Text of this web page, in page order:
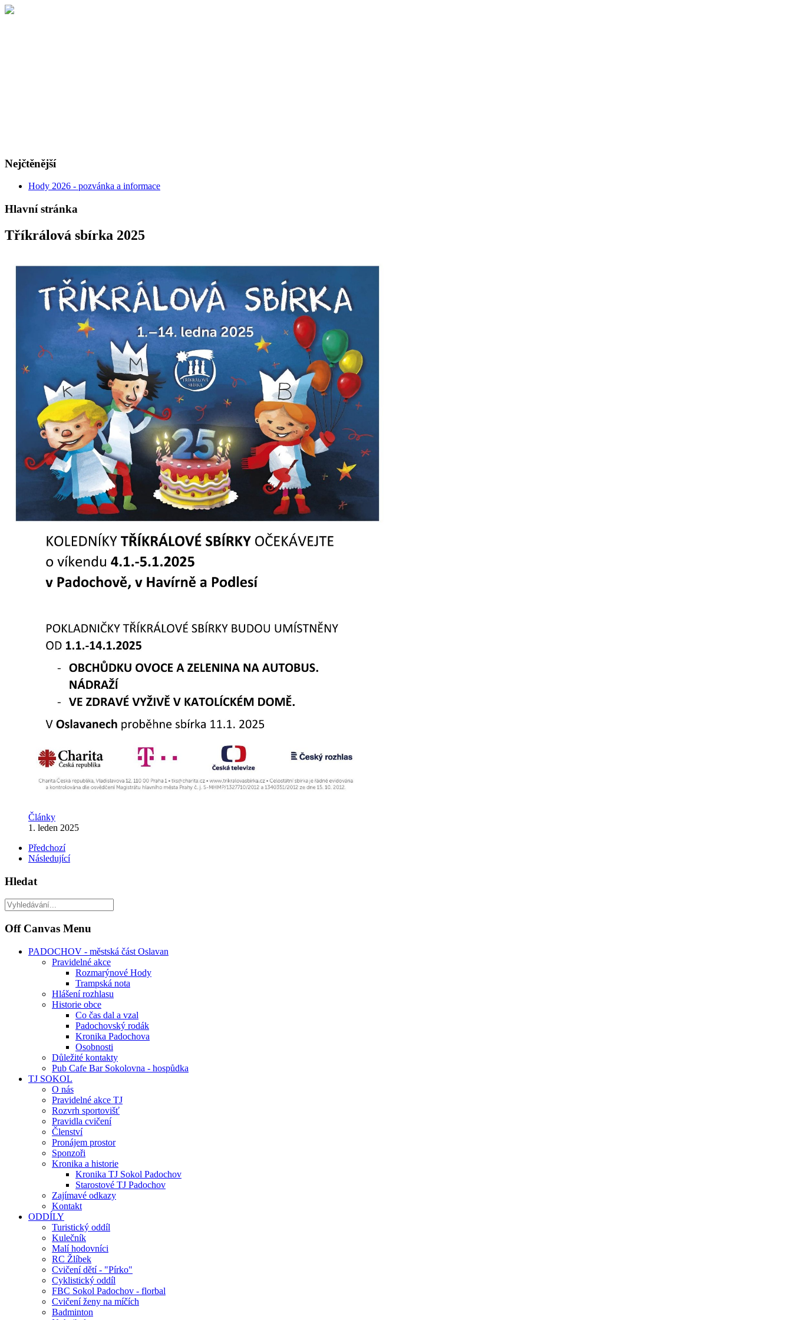
Nejčtěnější
Hody 2026 - pozvánka a informace
Hlavní stránka
Tříkrálová sbírka 2025
Články
1. leden 2025
Předchozí
Následující
Hledat
Off Canvas Menu
PADOCHOV - městská část Oslavan
Pravidelné akce
Rozmarýnové Hody
Trampská nota
Hlášení rozhlasu
Historie obce
Co čas dal a vzal
Padochovský rodák
Kronika Padochova
Osobnosti
Důležité kontakty
Pub Cafe Bar Sokolovna - hospůdka
TJ SOKOL
O nás
Pravidelné akce TJ
Rozvrh sportovišť
Pravidla cvičení
Členství
Pronájem prostor
Sponzoři
Kronika a historie
Kronika TJ Sokol Padochov
Starostové TJ Padochov
Zajímavé odkazy
Kontakt
ODDÍLY
Turistický oddíl
Kulečník
Malí hodovníci
RC Žlíbek
Cvičení dětí - "Pírko"
Cyklistický oddíl
FBC Sokol Padochov - florbal
Cvičení ženy na míčích
Badminton